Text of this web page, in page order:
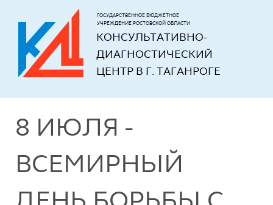
КОНСУЛЬТАТИВНО-
ДИАГНОСТИЧЕСКИЙ
ЦЕНТР В Г. ТАГАНРОГЕ
ГОСУДАРСТВЕННОЕ БЮДЖЕТНОЕ
УЧРЕЖДЕНИЕ РОСТОВСКОЙ ОБЛАСТИ
8 ИЮЛЯ -
ВСЕМИРНЫЙ